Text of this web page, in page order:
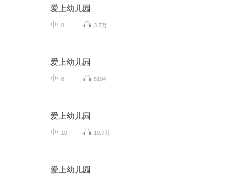
爱上幼儿园
8 3.7万
爱上幼儿园
8 5194
爱上幼儿园
10 10.7万
爱上幼儿园